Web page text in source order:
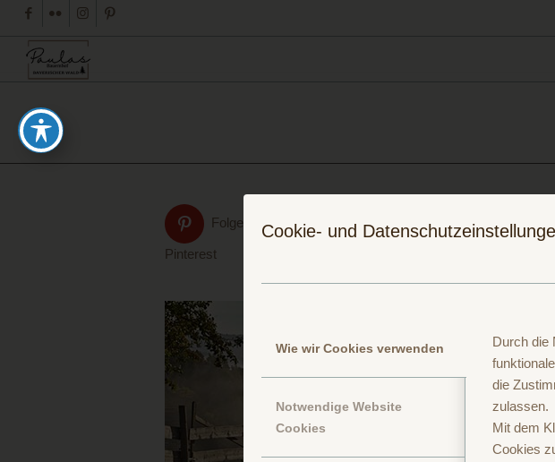
Cookie- und
Wie wir Cookies verwenden
Notwendige Website
Cookies
Durch die
die
zulassen.
Mit dem
Cookies
Folge uns auf
Pinterest
Folge uns auf